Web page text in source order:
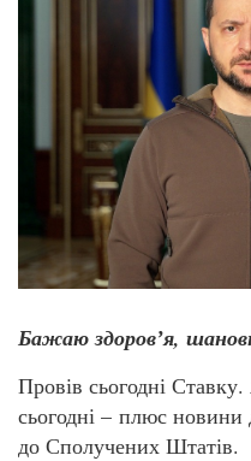
Бажаю здоровʼя,
Провів сьогодні
сьогодні – плюс новини
до Сполучених Штатів.